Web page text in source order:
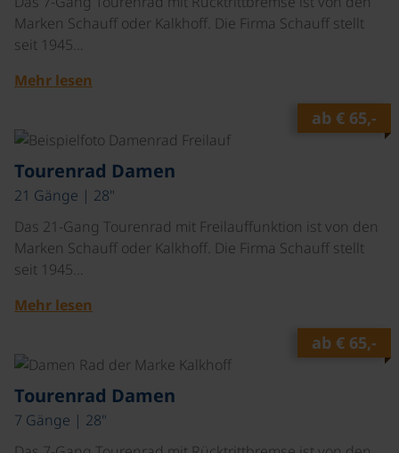
Marken Schauff oder Kalkhoff. Die Firma Schauff stellt
seit 1945…
Mehr lesen
ab € 65,-
Tourenrad Damen
21 Gänge | 28"
Das 21-Gang Tourenrad mit Freilauffunktion ist von den
Marken Schauff oder Kalkhoff. Die Firma Schauff stellt
seit 1945…
Mehr lesen
ab € 65,-
Tourenrad Damen
7 Gänge | 28"